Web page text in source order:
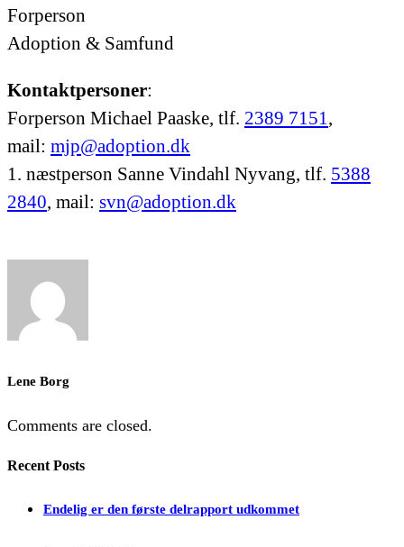
Forperson
Adoption & Samfund
Kontaktpersoner:
Forperson Michael Paaske, tlf. 2389 7151,
mail: mjp@adoption.dk
1. næstperson Sanne Vindahl Nyvang, tlf. 5388
2840, mail: svn@adoption.dk
Lene Borg
Comments are closed.
Recent Posts
Endelig er den første delrapport udkommet